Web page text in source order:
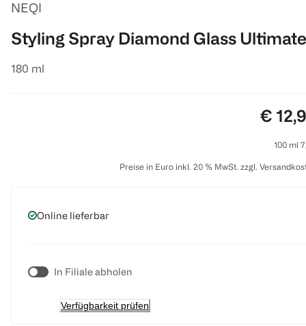
NEQI
Styling Spray Diamond Glass Ultimate
180 ml
Preis:
€
100 ml
Preise in Euro inkl. 20 % MwSt. zzgl.
Online lieferbar
In Filiale abholen
Verfügbarkeit prüfen